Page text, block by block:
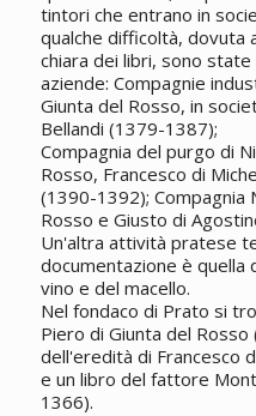
tintori che entrano in
qualche difficoltà, dovuta
chiara dei libri, sono
aziende: Compagnie
Giunta del Rosso, in
Bellandi (1379-1387);
Compagnia del purgo di
Rosso, Francesco di
(1390-1392); Compagnia
Rosso e Giusto di
Un'altra attività pratese
documentazione è quella
vino e del macello.
Nel fondaco di Prato si
Piero di Giunta del
dell'eredità di Francesco
e un libro del fattore
1366).